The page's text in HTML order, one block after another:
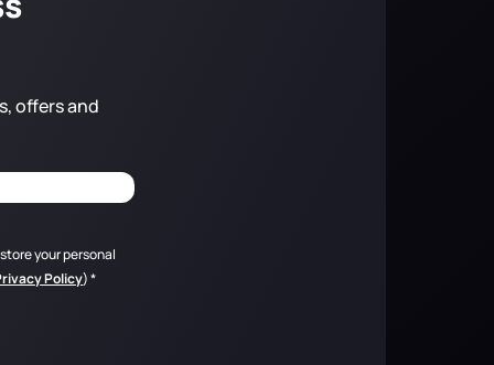
offers and
your personal
Policy)*